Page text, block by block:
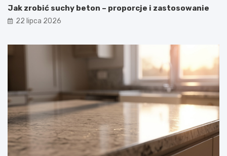
Jak zrobić suchy beton – proporcje i zastosowanie
22 lipca 2026